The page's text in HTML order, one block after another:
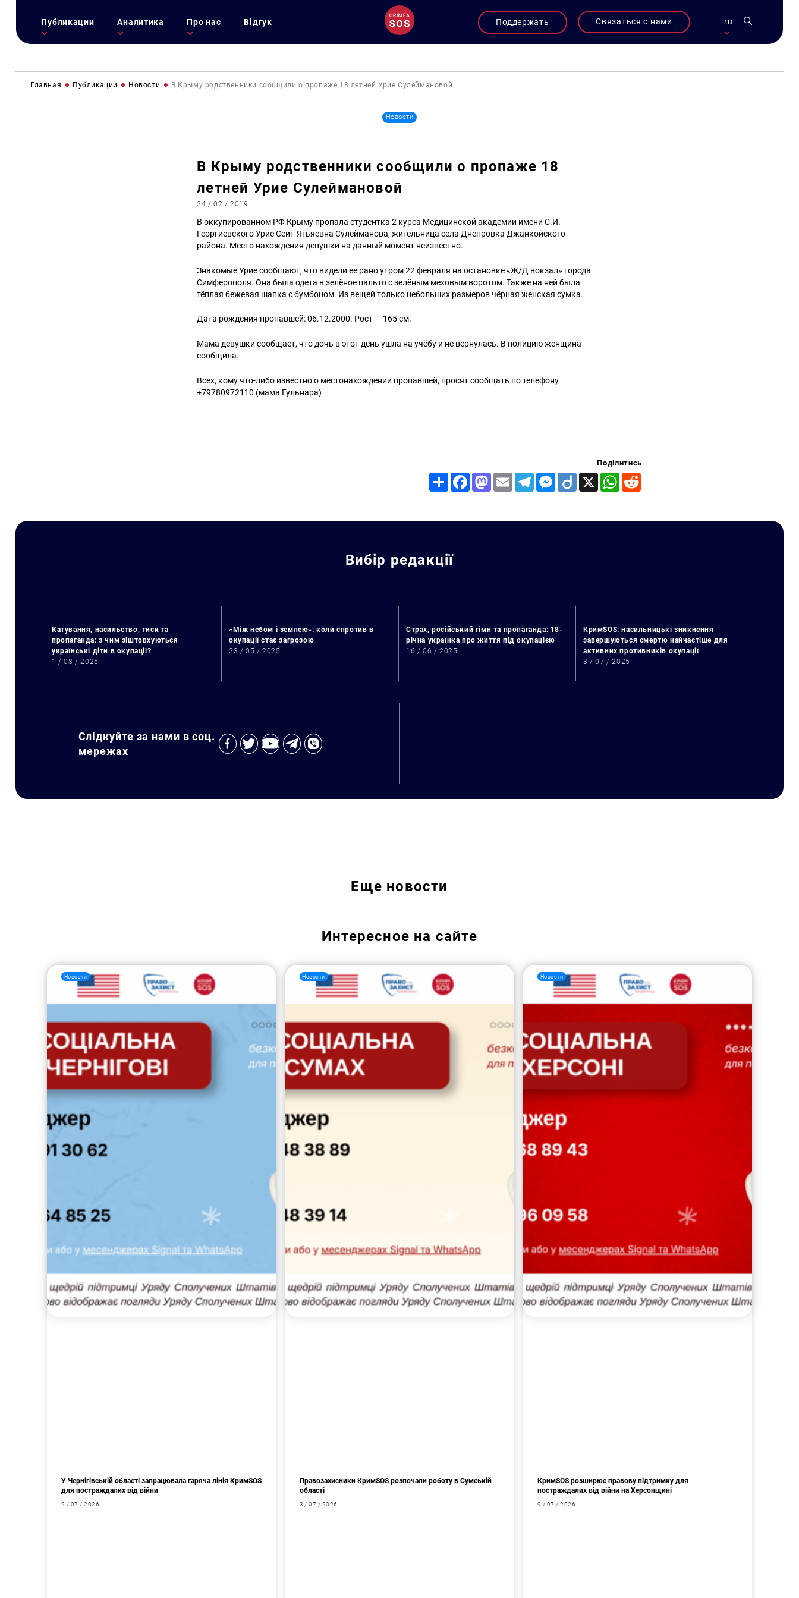
Публикации Аналитика Про нас Відгук Поддержать Связаться с нами ru
Главная Публикации Новости В Крыму родственники сообщили о пропаже 18 летней Урие Сулеймановой
Новости
В Крыму родственники сообщили о пропаже 18
летней Урие Сулеймановой
24 / 02 / 2019
В оккупированном РФ Крыму пропала студентка 2 курса Медицинской академии имени С.И.
Георгиевского Урие Сеит-Ягьяевна Сулейманова, жительница села Днепровка Джанкойского
района. Место нахождения девушки на данный момент неизвестно.
Знакомые Урие сообщают, что видели ее рано утром 22 февраля на остановке «Ж/Д вокзал» города
Симферополя. Она была одета в зелёное пальто с зелёным меховым воротом. Также на ней была
тёплая бежевая шапка с бумбоном. Из вещей только небольших размеров чёрная женская сумка.
Дата рождения пропавшей: 06.12.2000. Рост — 165 см.
Мама девушки сообщает, что дочь в этот день ушла на учёбу и не вернулась. В полицию женщина
сообщила.
Всех, кому что-либо известно о местонахождении пропавшей, просят сообщать по телефону
+79780972110 (мама Гульнара)
Поділитись
Share FacebookMastodon
Email TelegramMessenger
Diigo X WhatsApp
Вибір редакції
Катування, насильство, тиск та
пропаганда: з чим зіштовхуються
українські діти в окупації?
1 / 08 / 2025
«Між небом і землею»: коли спротив в
окупації стає загрозою
23 / 05 / 2025
Страх, російський гімн та пропаганда: 18-
річна українка про життя під окупацією
16 / 06 / 2025
КримSOS: насильницькі зникнення
завершуються смертю найчастіше для
активних противників окупації
3 / 07 / 2025
Слідкуйте за нами в соц.
мережах
Еще новости
Интересное на сайте
Новости
У Чернігівській області запрацювала гаряча лінія КримSOS
для постраждалих від війни
2 / 07 / 2026
Новости
Правозахисники КримSOS розпочали роботу в Сумській
області
3 / 07 / 2026
Новости
КримSOS розширює правову підтримку для
постраждалих від війни на Херсонщині
9 / 07 / 2026